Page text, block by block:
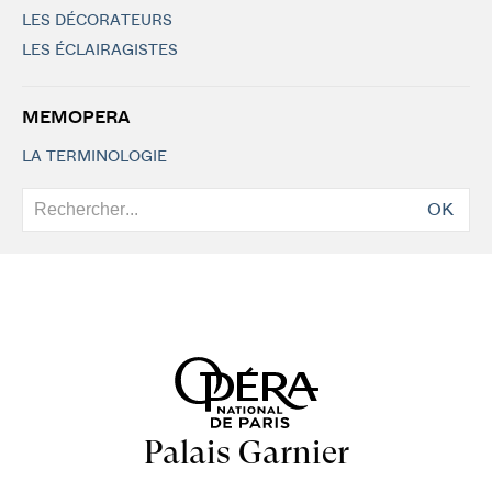
LES DÉCORATEURS
LES ÉCLAIRAGISTES
MEMOPERA
LA TERMINOLOGIE
OK
Palais Garnier